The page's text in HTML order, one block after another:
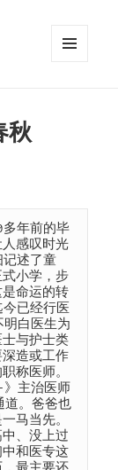
秋
多年前的毕
感叹时光
记述了童
小学，步
命运的转
已经行医
明白医生为
与护士类
造或工作
称医师。
主治医师
。爸爸也
马当先。
、没上过
和医专这